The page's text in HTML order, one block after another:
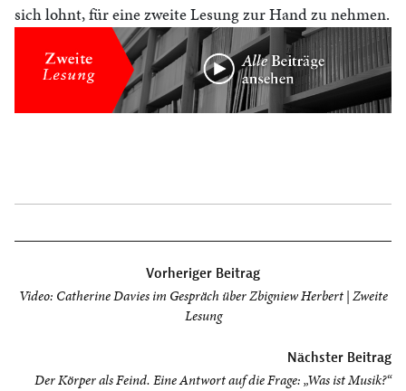
sich lohnt, für eine zweite Lesung zur Hand zu nehmen.
Vorheriger Beitrag
Video: Catherine Davies im Gespräch über Zbigniew Herbert | Zweite
Lesung
Nächster Beitrag
Der Körper als Feind. Eine Antwort auf die Frage: „Was ist Musik?“